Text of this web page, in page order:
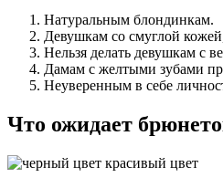
Натуральным блондинкам.
Девушкам со смуглой
Нельзя делать девушкам с
Дамам с желтыми зубами
Неуверенным в себе
Что ожидает